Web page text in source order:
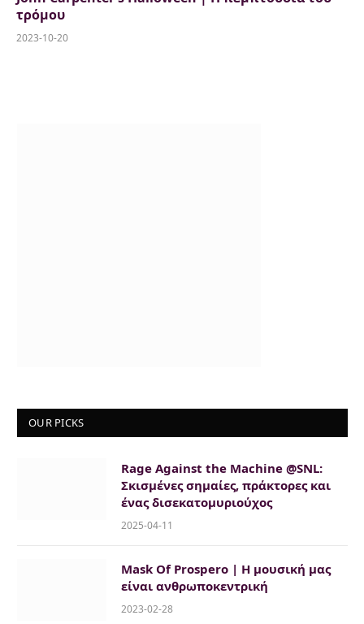
τρόμου
2023-10-20
OUR PICKS
Rage Against the Machine @SNL:
Σκισμένες σημαίες, πράκτορες και
ένας δισεκατομυριούχος
2025-04-11
Mask Of Prospero | Η μουσική μας
είναι ανθρωποκεντρική
2023-02-28